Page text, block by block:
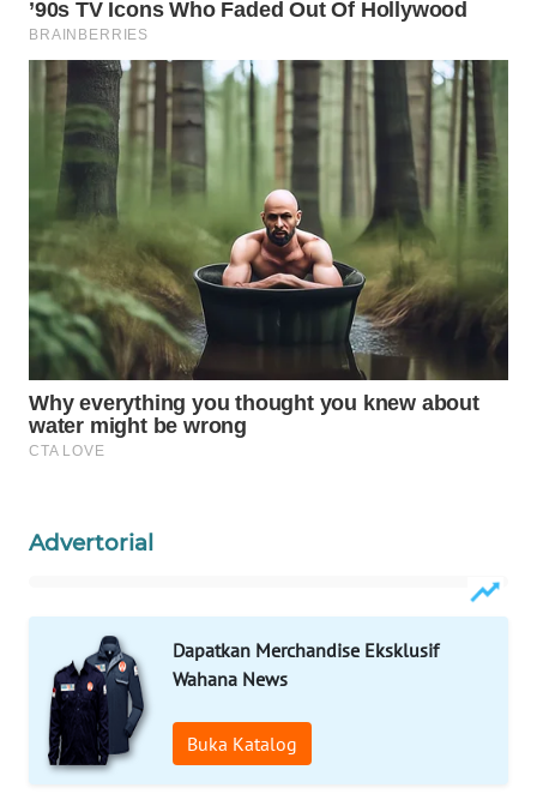
Advertorial
Dapatkan Merchandise Eksklusif
Wahana News
Buka Katalog
PERSONA
WAHANA
OTOMOTIF
WAHANA
HEALTH
WAHANA
DESA
WISATA
LAPAK
WAHANA
Network
MASYARAKAT
KELISTRIKAN
WALINKI